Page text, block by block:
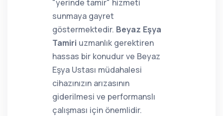
"yerinde tamir" hizmeti
sunmaya gayret
göstermektedir. Beyaz Eşya
Tamiri uzmanlık gerektiren
hassas bir konudur ve Beyaz
Eşya Ustası müdahalesi
cihazınızın arızasının
giderilmesi ve performanslı
çalışması için önemlidir.